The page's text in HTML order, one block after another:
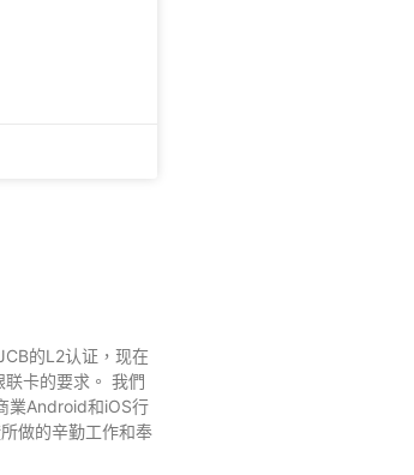
的L2认证，现在
卡的要求。 我們
業Android和iOS行
做的辛勤工作和奉